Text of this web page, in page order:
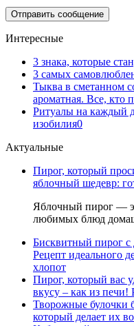
Интересные
3 знака, которые
3 самых
Тыква в сметанном
ароматная. Все, кто
Ритуалы на каждый
изобилия0
Актуальные
Пирог, который
яблочный шедевр:
Яблочный пирог —
любимых блюд
Бисквитный пирог
Рецепт идеального
хлопот
Пирог, который вас
вкусу – как из печи!
Творожные булочки
который делает их